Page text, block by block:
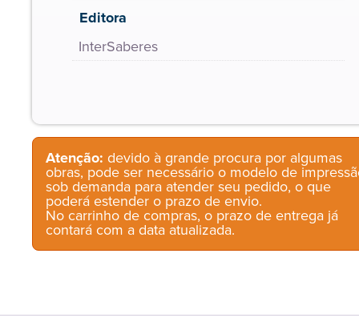
Editora
InterSaberes
Atenção: devido à grande procura por algumas
obras, pode ser necessário o modelo de
sob demanda para atender seu pedido, o que
poderá estender o prazo de envio.
No carrinho de compras, o prazo de entrega já
contará com a data atualizada.